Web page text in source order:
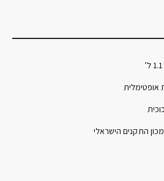
אופטימלית
התקנים הישראלי